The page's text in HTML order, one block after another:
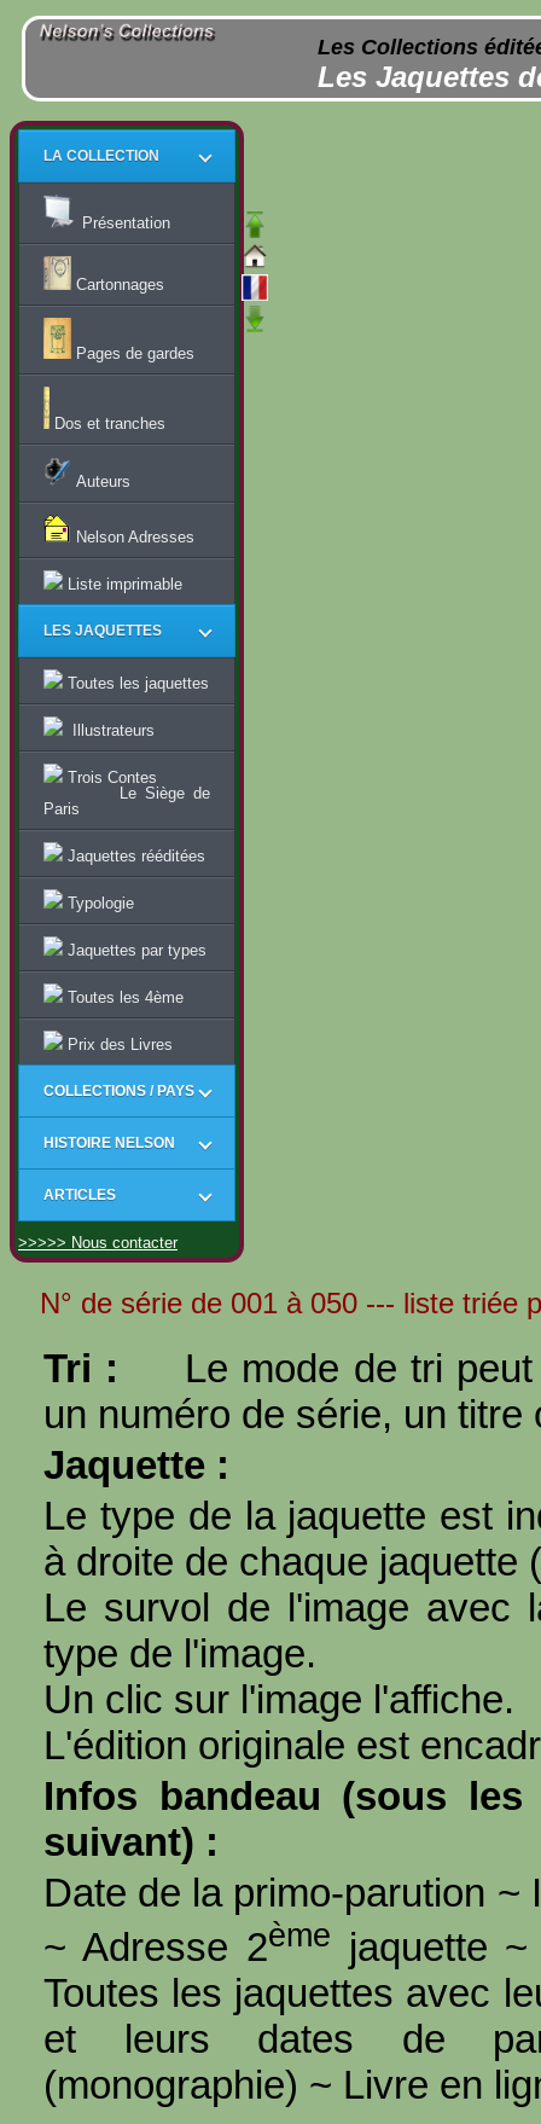
Les Collections
Les Jaquettes
LA COLLECTION
Présentation
Cartonnages
Pages de gardes
Dos et tranches
Auteurs
Nelson Adresses
Liste imprimable
LES JAQUETTES
Toutes les jaquettes
Illustrateurs
Trois Contes
Le Siège de
Paris
Jaquettes rééditées
Typologie
Jaquettes par types
Toutes les 4ème
Prix des Livres
COLLECTIONS / PAYS
HISTOIRE NELSON
ARTICLES
>>>>> Nous contacter
N° de série de 001 à 050 --- liste triée
Tri :
Le mode de tri
un numéro de série, un titre
Jaquette :
Le type de la jaquette est
à droite de chaque jaquette (
Le survol de l'image avec
type de l'image.
Un clic sur l'image l'affiche.
L'édition originale est
Infos bandeau (sous
suivant) :
Date de la primo-parution ~
~ Adresse 2ème jaquette
Toutes les jaquettes avec
et leurs dates de
(monographie) ~ Livre en